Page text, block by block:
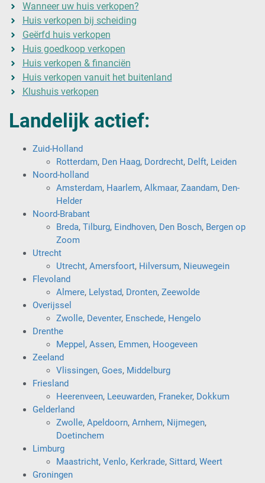
Wanneer uw huis verkopen?
Huis verkopen bij scheiding
Geërfd huis verkopen
Huis goedkoop verkopen
Huis verkopen & financiën
Huis verkopen vanuit het buitenland
Klushuis verkopen
Landelijk actief:
Zuid-Holland
Rotterdam, Den Haag, Dordrecht, Delft, Leiden
Noord-holland
Amsterdam, Haarlem, Alkmaar, Zaandam, Den-
Helder
Noord-Brabant
Breda, Tilburg, Eindhoven, Den Bosch, Bergen op
Zoom
Utrecht
Utrecht, Amersfoort, Hilversum, Nieuwegein
Flevoland
Almere, Lelystad, Dronten, Zeewolde
Overijssel
Zwolle, Deventer, Enschede, Hengelo
Drenthe
Meppel , Assen, Emmen, Hoogeveen
Zeeland
Vlissingen, Goes, Middelburg
Friesland
Heerenveen, Leeuwarden, Franeker, Dokkum
Gelderland
Zwolle, Apeldoorn, Arnhem, Nijmegen,
Doetinchem
Limburg
Maastricht, Venlo, Kerkrade, Sittard, Weert
Groningen